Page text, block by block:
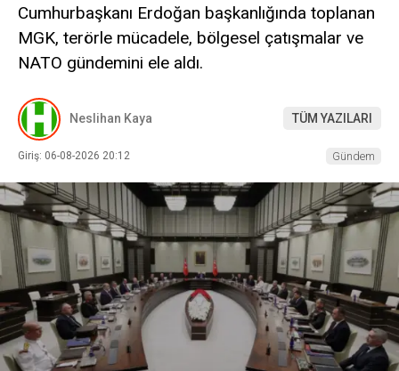
Cumhurbaşkanı Erdoğan başkanlığında toplanan
MGK, terörle mücadele, bölgesel çatışmalar ve
NATO gündemini ele aldı.
Neslihan Kaya TÜM YAZILARI
Giriş: 06-08-2026 20:12 Gündem